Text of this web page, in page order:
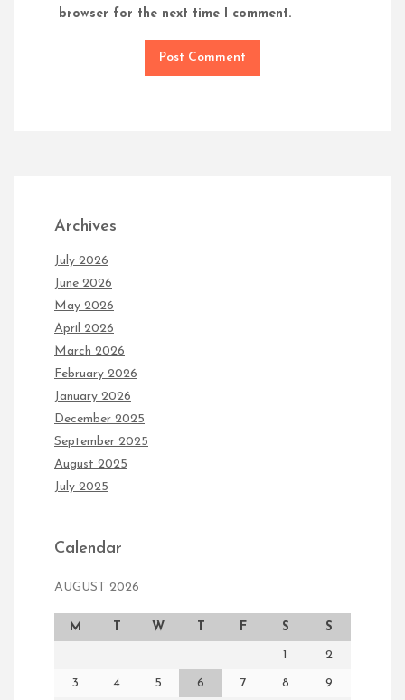
browser for the next time I comment.
Archives
July 2026
June 2026
May 2026
April 2026
March 2026
February 2026
January 2026
December 2025
September 2025
August 2025
July 2025
Calendar
AUGUST 2026
M T W T F S S
1 2
3 4 5 6 7 8 9